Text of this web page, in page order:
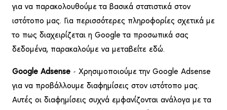
για να παρακολουθούμε τα βασικά στατιστικά στον
ιστότοπο μας. Για περισσότερες πληροφορίες σχετικά με
το πως διαχειρίζεται η Google τα προσωπικά σας
δεδομένα, παρακαλούμε να μεταβείτε εδώ.
Google Adsense – Χρησιμοποιούμε την Google Adsense
για να προβάλλουμε διαφημίσεις στον ιστότοπο μας.
Αυτές οι διαφημίσεις συχνά εμφανίζονται ανάλογα με τα